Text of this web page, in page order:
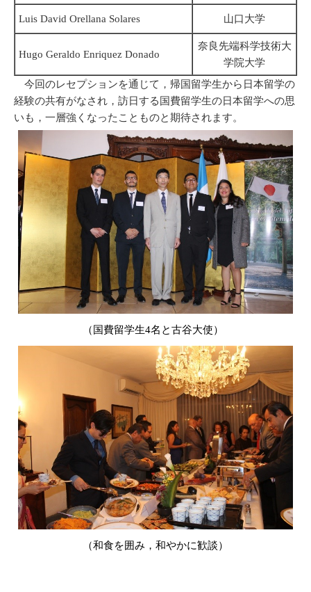
Luis David Orellana Solares 山口大学
Hugo Geraldo Enriquez Donado
奈良先端科学技術大
学院大学
今回のレセプションを通じて，帰国留学生から日本留学の
経験の共有がなされ，訪日する国費留学生の日本留学への思
いも，一層強くなったことものと期待されます。
（国費留学生4名と古谷大使）
（和食を囲み，和やかに歓談）